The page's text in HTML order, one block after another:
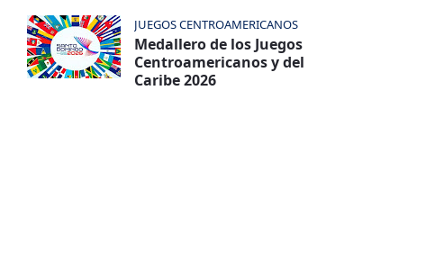
JUEGOS CENTROAMERICANOS
Medallero de los Juegos
Centroamericanos y del
Caribe 2026